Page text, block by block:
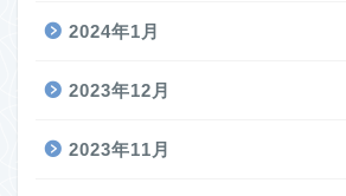
2024年1月
2023年12月
2023年11月